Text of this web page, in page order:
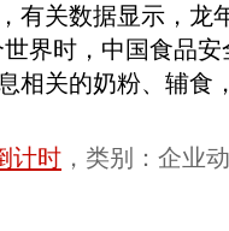
有关数据显示，龙
界时，中国食品
相关的奶粉、辅食
计时 ，类别：企业